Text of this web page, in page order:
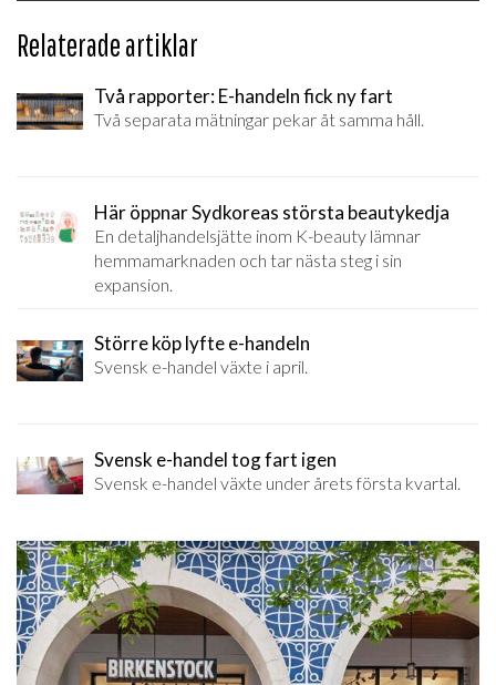
Relaterade artiklar
Två rapporter: E-handeln fick ny fart
Två separata mätningar pekar åt samma håll.
Här öppnar Sydkoreas största beautykedja
En detaljhandelsjätte inom K-beauty lämnar
hemmamarknaden och tar nästa steg i sin
expansion.
Större köp lyfte e-handeln
Svensk e-handel växte i april.
Svensk e-handel tog fart igen
Svensk e-handel växte under årets första kvartal.